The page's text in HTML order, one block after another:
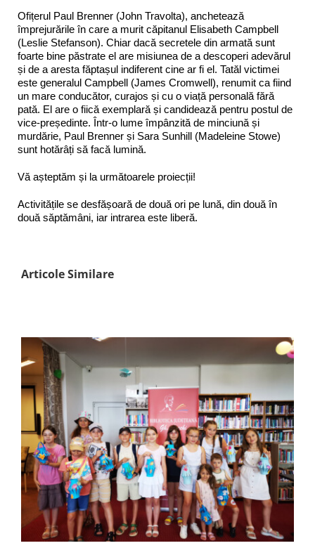
Ofițerul Paul Brenner (John Travolta), anchetează
împrejurările în care a murit căpitanul Elisabeth Campbell
(Leslie Stefanson). Chiar dacă secretele din armată sunt
foarte bine păstrate el are misiunea de a descoperi adevărul
și de a aresta făptașul indiferent cine ar fi el. Tatăl victimei
este generalul Campbell (James Cromwell), renumit ca fiind
un mare conducător, curajos și cu o viață personală fără
pată. El are o fiică exemplară și candidează pentru postul de
vice-președinte. Într-o lume împânzită de minciună și
murdărie, Paul Brenner și Sara Sunhill (Madeleine Stowe)
sunt hotărâți să facă lumină.
Vă așteptăm și la următoarele proiecții!
Activitățile se desfășoară de două ori pe lună, din două în
două săptămâni, iar intrarea este liberă.
Articole Similare